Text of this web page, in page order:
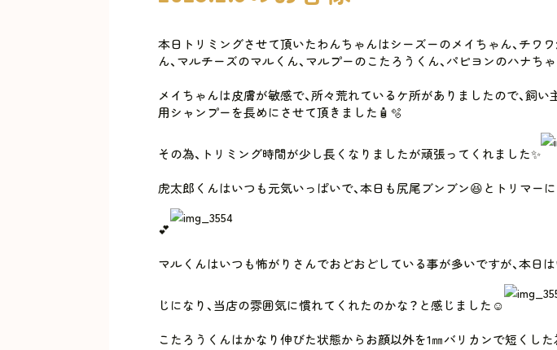
本日トリミングさせて頂いたわんちゃんはシーズーのメイちゃん、チワ
ん、マルチーズのマルくん、マルプーのこたろうくん、パピヨンのハナち
メイちゃんは皮膚が敏感で、所々荒れているケ所がありましたので、飼い
用シャンプーを長めにさせて頂きました🧴🫧
その為、トリミング時間が少し長くなりましたが頑張ってくれました✨
虎太郎くんはいつも元気いっぱいで、本日も尻尾ブンブン😆とトリマー
💕
マルくんはいつも怖がりさんでおどおどしている事が多いですが、本日
じになり、当店の雰囲気に慣れてくれたのかな？と感じました☺️
こたろうくんはかなり伸びた状態からお顔以外を1㎜バリカンで短くした